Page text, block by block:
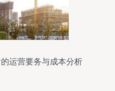
运营要务与成本分析